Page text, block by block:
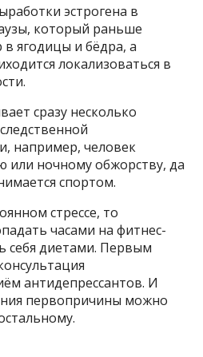
эстрогена в
который раньше
ягодицы и бёдра, а
локализоваться в
сразу несколько
например, человек
или ночному обжорству, да
спортом.
стрессе, то
часами на фитнес-
себя диетами. Первым
антидепрессантов. И
первопричины можно